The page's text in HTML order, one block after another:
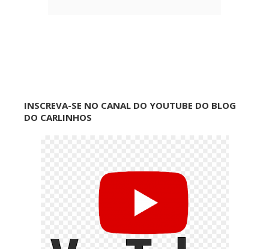
INSCREVA-SE NO CANAL DO YOUTUBE DO BLOG
DO CARLINHOS